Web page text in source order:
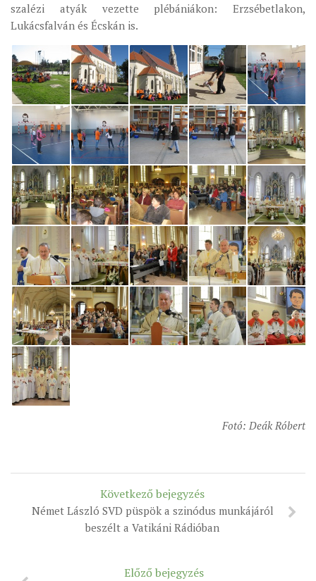
„GYERMEKVÉDELMI” KIHÍVÁSOK KÁNONJOGI
MEGKÖZELÍTÉSBEN
szalézi atyák vezette plébániákon: Erzsébetlakon,
Lukácsfalván és Écskán is.
Fotó: Deák Róbert
Következő bejegyzés
Német László SVD püspök a szinódus munkájáról
beszélt a Vatikáni Rádióban
Előző bejegyzés